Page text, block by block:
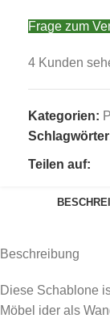
Frage zum
4 Kunden
Kategorien:
Teilen auf:
Beschreibung
Diese Schablone
Möbel ider als